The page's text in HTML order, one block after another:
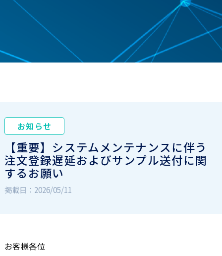
お知らせ
【重要】システムメンテナンスに伴う
注文登録遅延およびサンプル送付に関
するお願い
掲載日：2026/05/11
お客様各位